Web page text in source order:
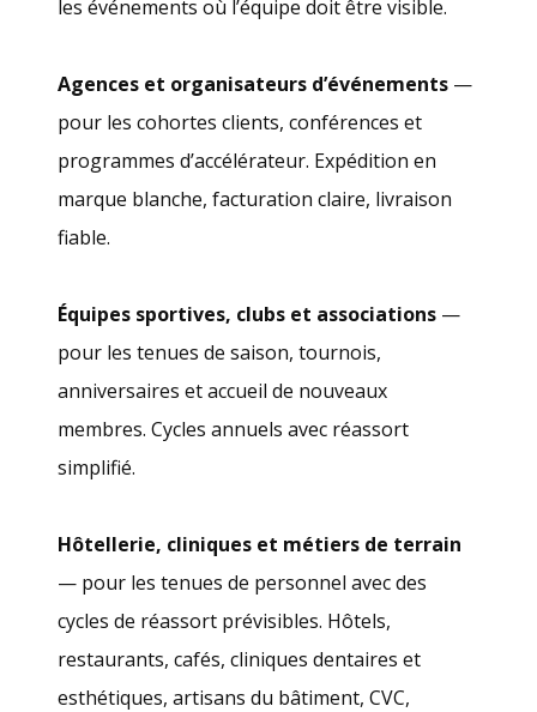
les événements où l’équipe doit être visible.
Agences et organisateurs d’événements —
pour les cohortes clients, conférences et
programmes d’accélérateur. Expédition en
marque blanche, facturation claire, livraison
fiable.
Équipes sportives, clubs et associations —
pour les tenues de saison, tournois,
anniversaires et accueil de nouveaux
membres. Cycles annuels avec réassort
simplifié.
Hôtellerie, cliniques et métiers de terrain
— pour les tenues de personnel avec des
cycles de réassort prévisibles. Hôtels,
restaurants, cafés, cliniques dentaires et
esthétiques, artisans du bâtiment, CVC,